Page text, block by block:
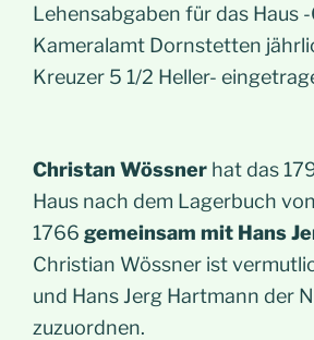
Lehensabgaben für das Haus
Kameralamt Dornstetten
Kreuzer 5 1/2 Heller-
Christan Wössner hat das
Haus nach dem Lagerbuch von
1766 gemeinsam mit Hans
Christian Wössner ist
und Hans Jerg Hartmann der
zuzuordnen.